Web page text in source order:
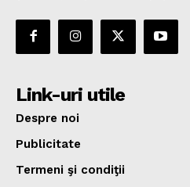
Link-uri utile
Despre noi
Publicitate
Termeni şi condiţii